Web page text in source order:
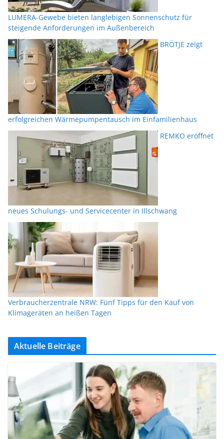
LUMERA-Gewebe bieten langlebigen Sonnenschutz für
steigende Anforderungen im Außenbereich
BRÖTJE zeigt
erfolgreichen Wärmepumpentausch im Einfamilienhaus
REMKO eröffnet
neues Schulungs- und Servicecenter in Illschwang
Verbraucherzentrale NRW: Fünf Tipps für den Kauf von
Klimageräten an heißen Tagen
Aktuelle Beiträge